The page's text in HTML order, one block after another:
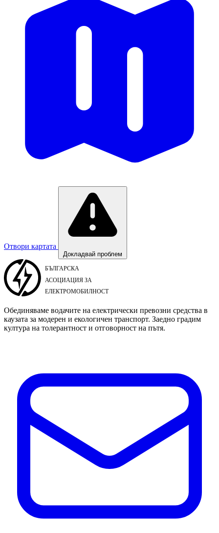
Отвори картата
Докладвай проблем
Обединяваме водачите на електрически превозни средства в
каузата за модерен и екологичен транспорт. Заедно градим
култура на толерантност и отговорност на пътя.